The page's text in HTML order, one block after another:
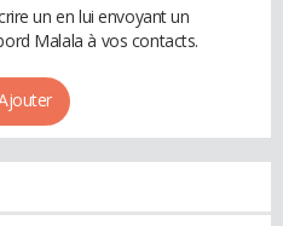
un en lui envoyant un
Malala à vos contacts.